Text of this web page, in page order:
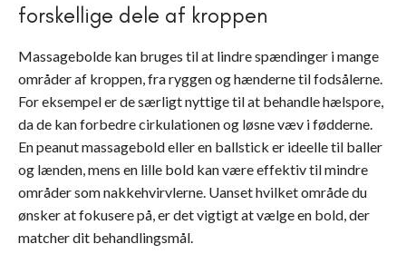
forskellige dele af kroppen
Massagebolde kan bruges til at lindre spændinger i mange
områder af kroppen, fra ryggen og hænderne til fodsålerne.
For eksempel er de særligt nyttige til at behandle hælspore,
da de kan forbedre cirkulationen og løsne væv i fødderne.
En peanut massagebold eller en ballstick er ideelle til baller
og lænden, mens en lille bold kan være effektiv til mindre
områder som nakkehvirvlerne. Uanset hvilket område du
ønsker at fokusere på, er det vigtigt at vælge en bold, der
matcher dit behandlingsmål.